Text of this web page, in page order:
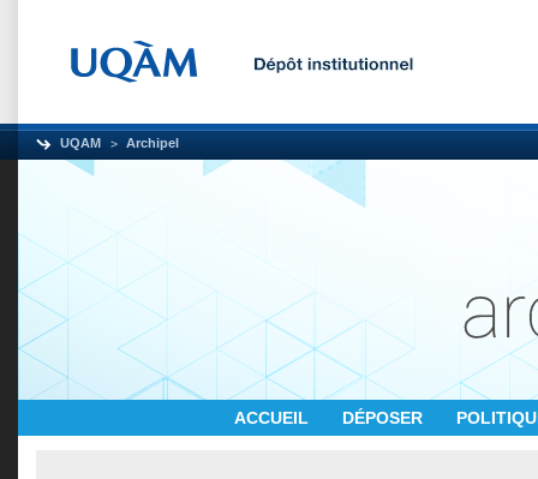
UQAM Archipel
ACCUEIL DÉPOSER